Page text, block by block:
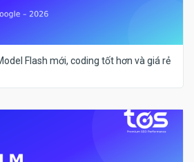
Flash mới, coding tốt hơn và giá rẻ